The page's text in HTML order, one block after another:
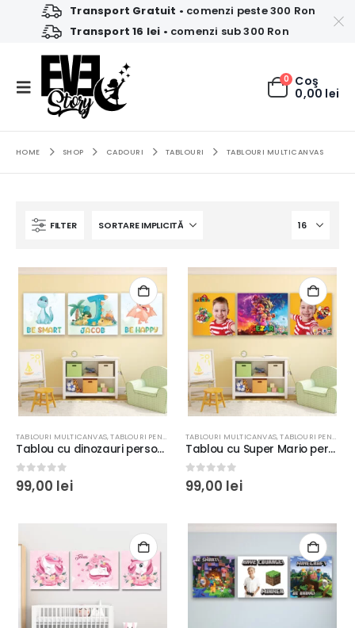
Transport Gratuit • comenzi peste 300 Ron
Transport 16 lei • comenzi sub 300 Ron
0 Coş
0,00 lei
HOME SHOP CADOURI TABLOURI TABLOURI MULTICANVAS
FILTER
TABLOURI MULTICANVAS,TABLOURI PENTRU COPII
Tablou cu dinozauri personalizat, multicanvas, carton premium 280g, sasiuri lemn
0out of 5
99,00 lei
TABLOURI MULTICANVAS,TABLOURI PENTRU COPII
Tablou cu Super Mario personalizat cu nume şi poze, multicanvas, carton premium 280g, sasiuri lemn
0out of 5
99,00 lei